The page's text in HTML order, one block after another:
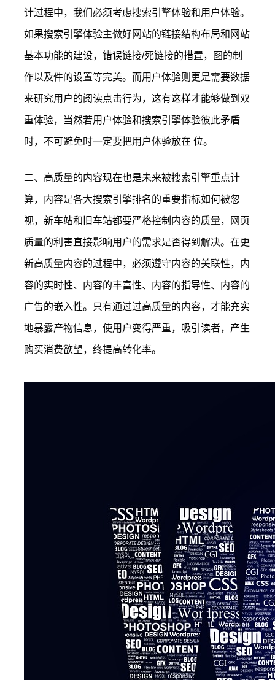
计过程中，我们必须考虑搜索引擎体验和用户体验。
如果搜索引擎体验主做好网站的链接结构布局和网站
基本功能的建设，错误链接/死链接的措置，图的制
作以及件的设置等完美。而用户体验则更是需要数据
来研究用户的阅读点击行为，这有这样才能够做到双
重体验，当然若用户体验和搜索引擎体验彼此矛盾
时，不可避免时一定要把用户体验放在 位。
二、高质量的内容现在也是未来被搜索引擎重点计
算，内容是各大搜索引擎排名的重要指标如何被忽
视，新车站和旧车站都要严格控制内容的质量，网页
质量的利害直接影响用户的需求是否得到解决。在更
新高质量内容的过程中，必须遵守内容的关联性，内
容的实时性、内容的丰富性、内容的指导性、内容的
广告的嵌入性。只有通过过高质量的内容，才能充实
地暴露产物信息，使用户变得严重，吸引读者，产生
购买消费欲望，终提高转化率。